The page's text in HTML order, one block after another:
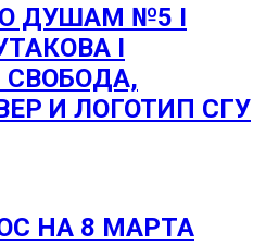
ДУШАМ №5 I
I
СВОБОДА,
И ЛОГОТИП СГУ
НА 8 МАРТА